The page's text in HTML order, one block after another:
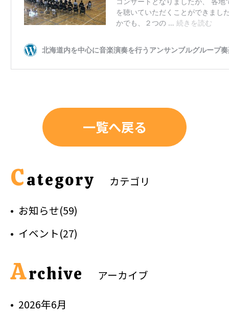
一覧へ戻る
Category
カテゴリ
お知らせ(59)
イベント(27)
Archive
アーカイブ
2026年6月